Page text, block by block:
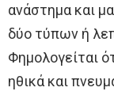
ανάστημα και
δύο τύπων ή
Φημολογείται
ηθικά και